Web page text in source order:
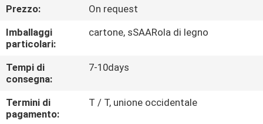
CONTROLLO
DI
QUALITÀ
CONTATTICI
Prezzo:
On request
Imballaggi
particolari:
cartone, sSAARola di legno
Tempi di
consegna:
7-10days
Termini di
pagamento:
T / T, unione occidentale